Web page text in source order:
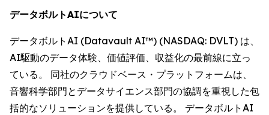
データボルトAIについて
データボルトAI (Datavault AI™) (NASDAQ: DVLT) は、
AI駆動のデータ体験、価値評価、収益化の最前線に立っ
ている。 同社のクラウドベース・プラットフォームは、
音響科学部門とデータサイエンス部門の協調を重視した包
括的なソリューションを提供している。 データボルトAI